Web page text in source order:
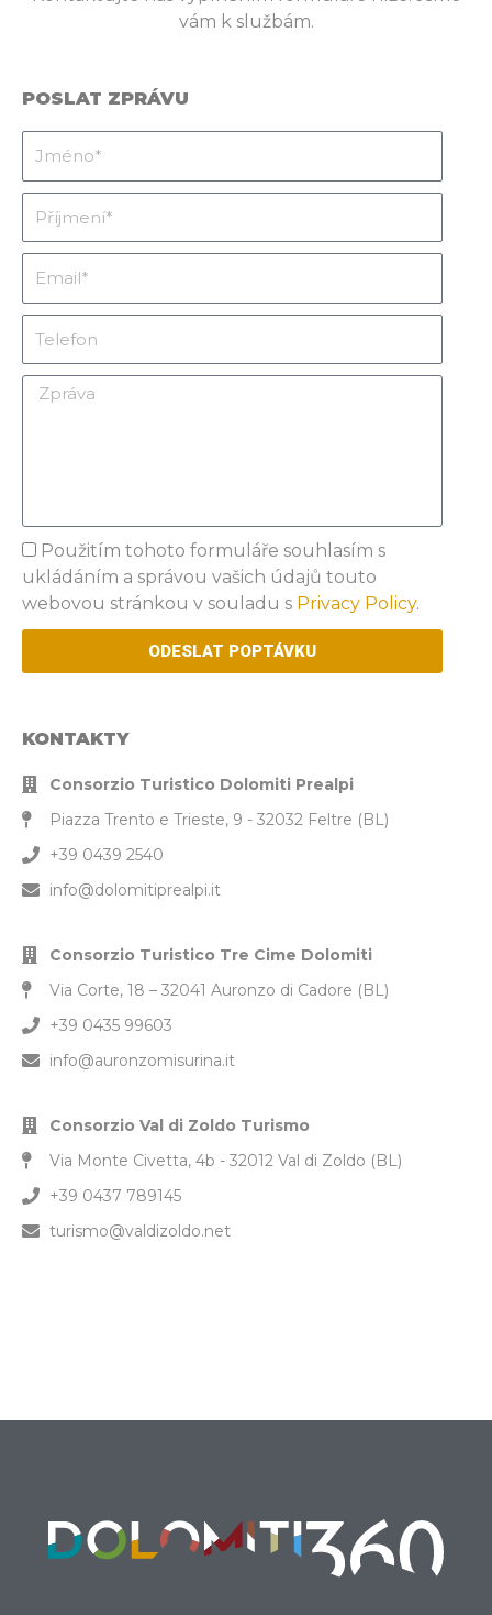
vám k službám.
POSLAT ZPRÁVU
Zpráva
Privacy
Použitím tohoto formuláře souhlasím s
ukládáním a správou vašich údajů touto
webovou stránkou v souladu s Privacy Policy.
ODESLAT POPTÁVKU
KONTAKTY
Consorzio Turistico Dolomiti Prealpi
Piazza Trento e Trieste, 9 - 32032 Feltre (BL)
+39 0439 2540
info@dolomitiprealpi.it
Consorzio Turistico Tre Cime Dolomiti
Via Corte, 18 – 32041 Auronzo di Cadore (BL)
+39 0435 99603
info@auronzomisurina.it
Consorzio Val di Zoldo Turismo
Via Monte Civetta, 4b - 32012 Val di Zoldo (BL)
+39 0437 789145
turismo@valdizoldo.net